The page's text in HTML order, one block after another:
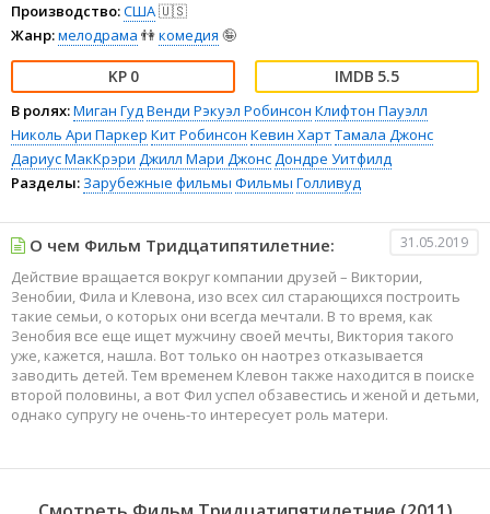
Производство:США🇺🇸
Жанр:мелодрама 👫комедия 🤪
0 5.5
В ролях:Миган ГудВенди Рэкуэл Робинсон Клифтон Пауэлл
Николь Ари Паркер Кит Робинсон Кевин ХартТамала Джонс
Дариус МакКрэри Джилл Мари ДжонсДондре Уитфилд
Разделы: Зарубежные фильмы Фильмы Голливуд
О чем Фильм Тридцатипятилетние: 31.05.2019
Действие вращается вокруг компании друзей – Виктории,
Зенобии, Фила и Клевона, изо всех сил старающихся построить
такие семьи, о которых они всегда мечтали. В то время, как
Зенобия все еще ищет мужчину своей мечты, Виктория такого
уже, кажется, нашла. Вот только он наотрез отказывается
заводить детей. Тем временем Клевон также находится в поиске
второй половины, а вот Фил успел обзавестись и женой и детьми,
однако супругу не очень-то интересует роль матери.